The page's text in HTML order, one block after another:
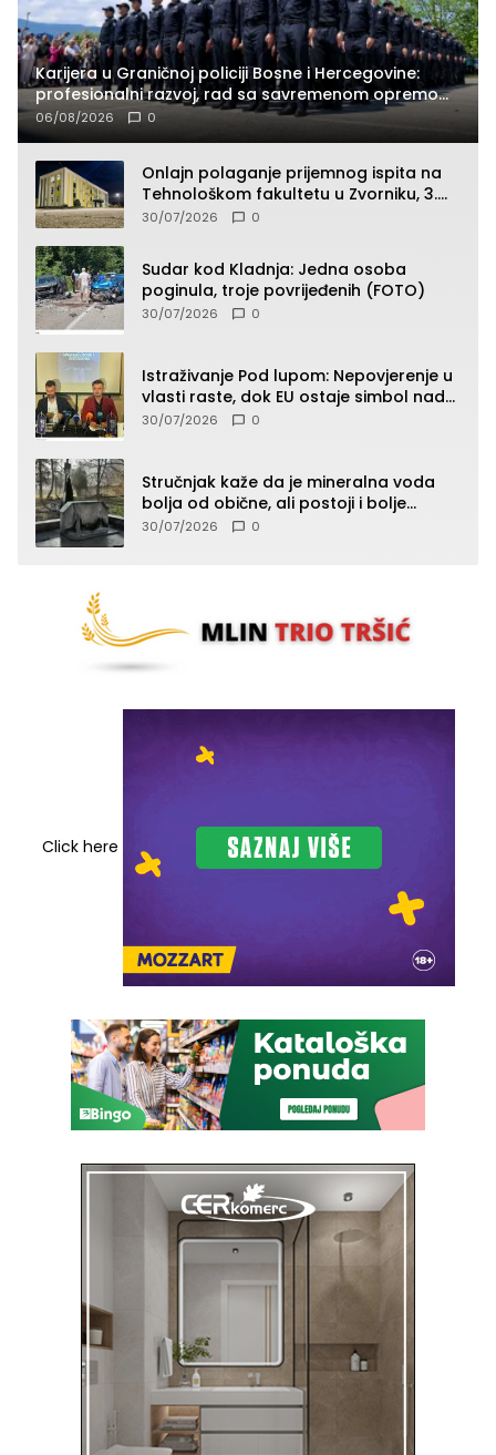
Karijera u Graničnoj policiji Bosne i Hercegovine:
profesionalni razvoj, rad sa savremenom opremom
i služba građanima
06/08/2026 0
Onlajn polaganje prijemnog ispita na
Tehnološkom fakultetu u Zvorniku, 3.
septembra u 9.00 časova
30/07/2026 0
Sudar kod Kladnja: Jedna osoba
poginula, troje povrijeđenih (FOTO)
30/07/2026 0
Istraživanje Pod lupom: Nepovjerenje u
vlasti raste, dok EU ostaje simbol nade
građana
30/07/2026 0
Stručnjak kaže da je mineralna voda
bolja od obične, ali postoji i bolje
rješenje
30/07/2026 0
Click here